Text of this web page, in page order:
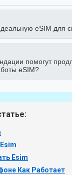
eSIM для
помогут
eSIM?
Esim
Как Работает